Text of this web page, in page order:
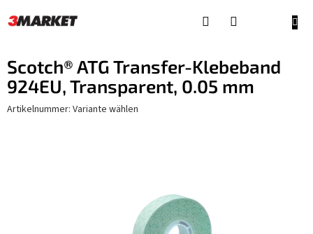
Inhalt
Scotch® ATG Transfer-Klebeband
924EU, Transparent, 0.05 mm
Artikelnummer: Variante wählen